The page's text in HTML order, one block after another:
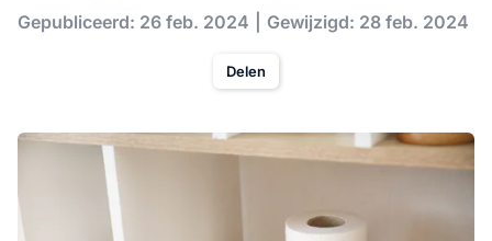
Gepubliceerd: 26 feb. 2024 Gewijzigd: 28 feb. 2024
Delen